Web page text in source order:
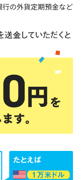
の外貨定期預金など